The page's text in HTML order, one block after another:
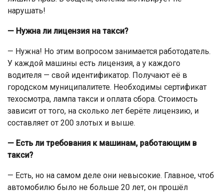
нарушать!
— Нужна ли лицензия на такси?
— Нужна! Но этим вопросом занимается работодатель.
У каждой машины есть лицензия, а у каждого
водителя — свой идентификатор. Получают её в
городском муниципалитете. Необходимы сертификат
техосмотра, лампа такси и оплата сбора. Стоимость
зависит от того, на сколько лет берёте лицензию, и
составляет от 200 злотых и выше.
— Есть ли требования к машинам, работающим в
такси?
— Есть, но на самом деле они невысокие. Главное, чтоб
автомобилю было не больше 20 лет, он прошёл